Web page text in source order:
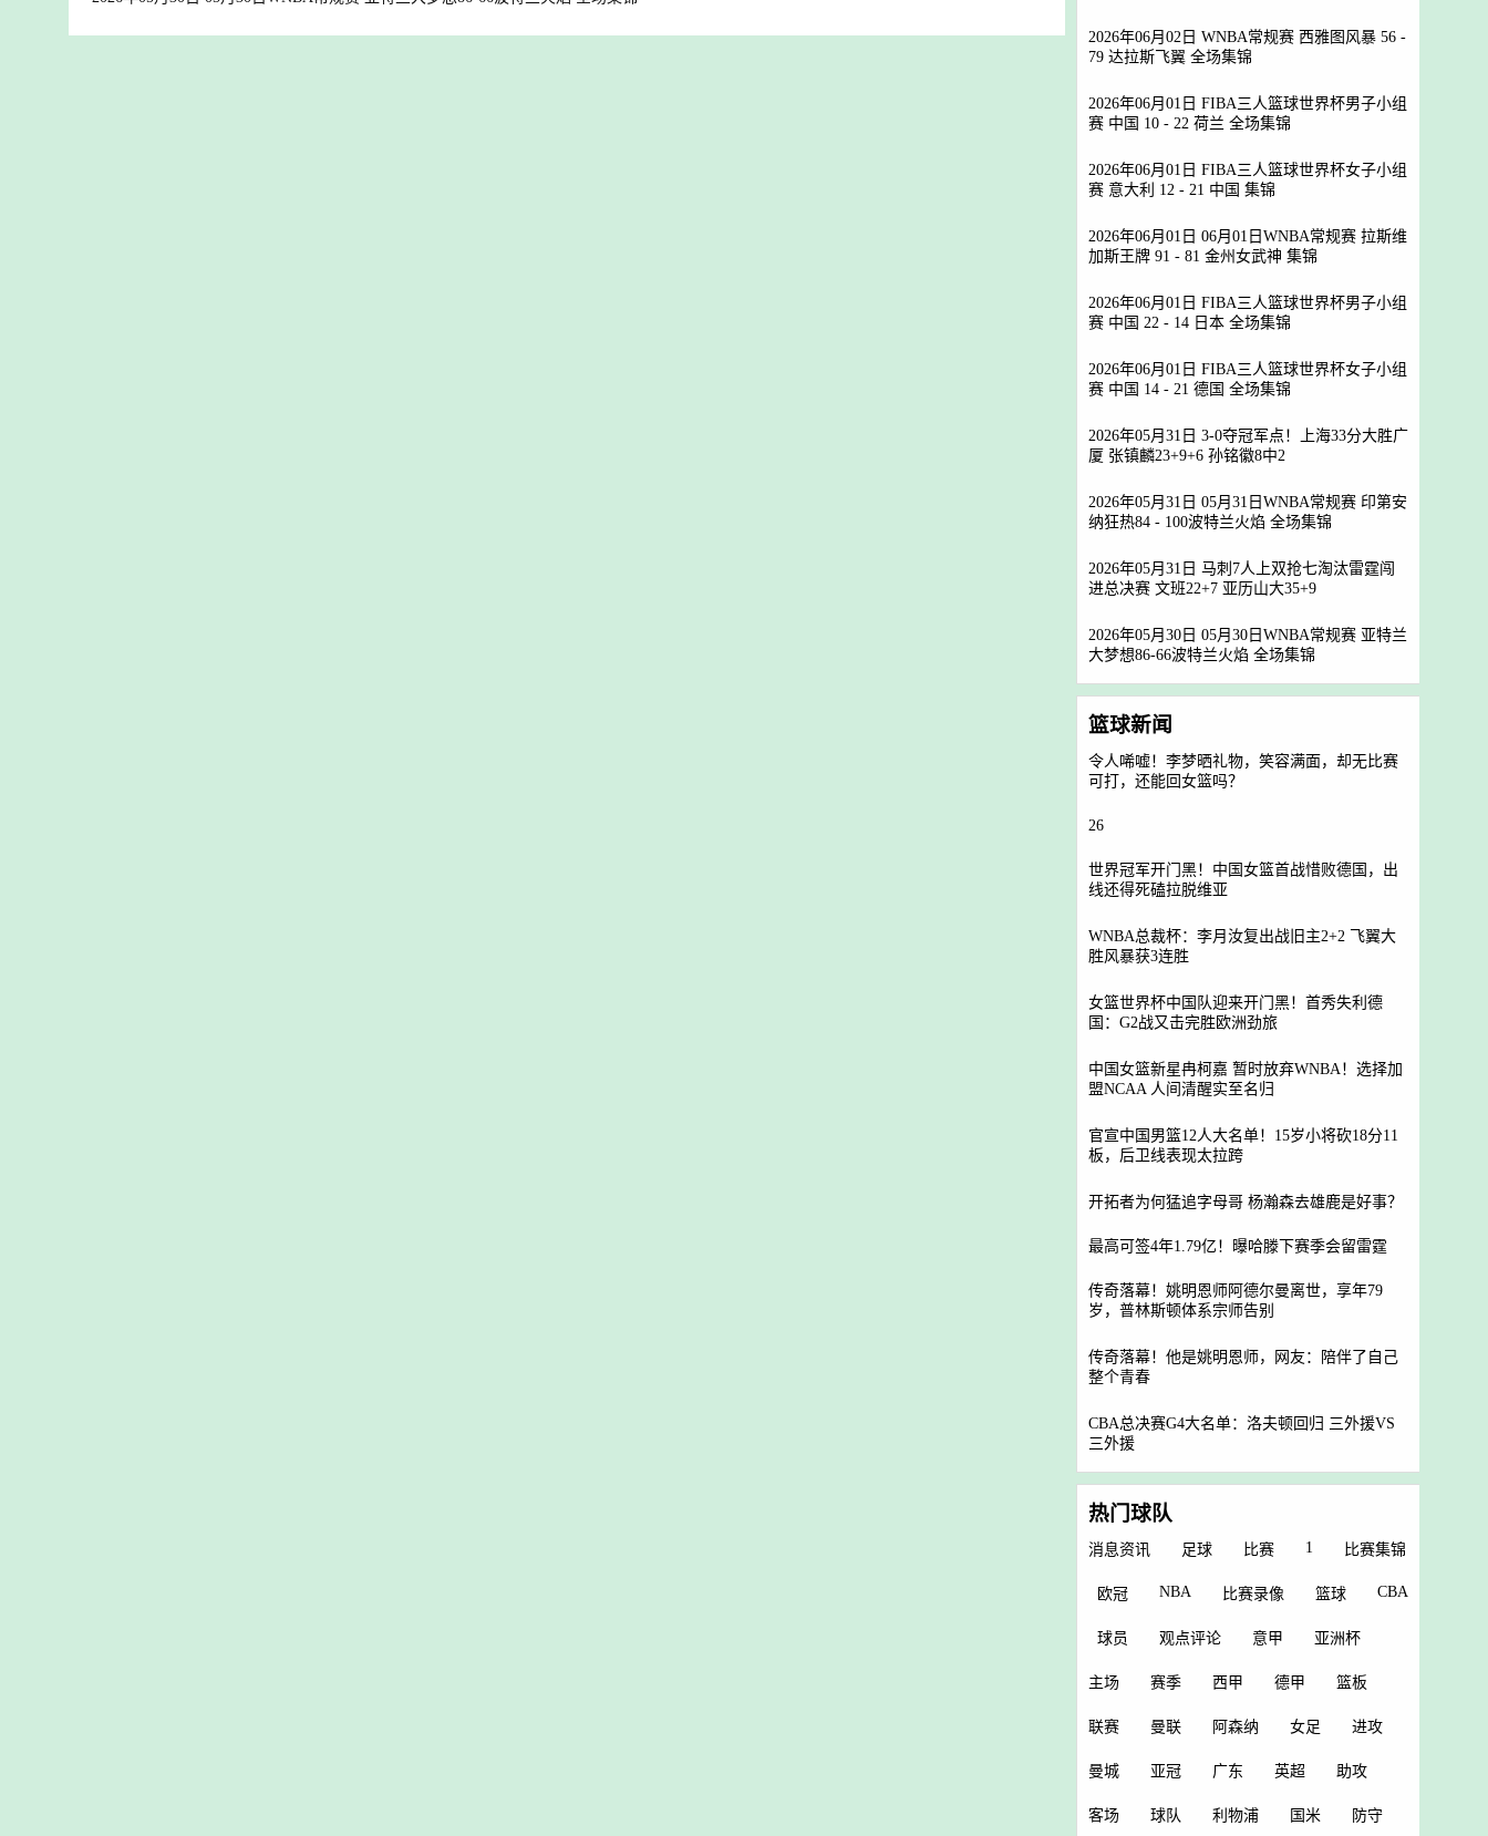
2026年06月02日 WNBA常规赛 西雅图风暴 56 -
79 达拉斯飞翼 全场集锦
2026年06月01日 FIBA三人篮球世界杯男子小组
赛 中国 10 - 22 荷兰 全场集锦
2026年06月01日 FIBA三人篮球世界杯女子小组
赛 意大利 12 - 21 中国 集锦
2026年06月01日 06月01日WNBA常规赛 拉斯维
加斯王牌 91 - 81 金州女武神 集锦
2026年06月01日 FIBA三人篮球世界杯男子小组
赛 中国 22 - 14 日本 全场集锦
2026年06月01日 FIBA三人篮球世界杯女子小组
赛 中国 14 - 21 德国 全场集锦
2026年05月31日 3-0夺冠军点！上海33分大胜广
厦 张镇麟23+9+6 孙铭徽8中2
2026年05月31日 05月31日WNBA常规赛 印第安
纳狂热84 - 100波特兰火焰 全场集锦
2026年05月31日 马刺7人上双抢七淘汰雷霆闯
进总决赛 文班22+7 亚历山大35+9
2026年05月30日 05月30日WNBA常规赛 亚特兰
大梦想86-66波特兰火焰 全场集锦
篮球新闻
令人唏嘘！李梦晒礼物，笑容满面，却无比赛
可打，还能回女篮吗？
26
世界冠军开门黑！中国女篮首战惜败德国，出
线还得死磕拉脱维亚
WNBA总裁杯：李月汝复出战旧主2+2 飞翼大
胜风暴获3连胜
女篮世界杯中国队迎来开门黑！首秀失利德
国：G2战又击完胜欧洲劲旅
中国女篮新星冉柯嘉 暂时放弃WNBA！选择加
盟NCAA 人间清醒实至名归
官宣中国男篮12人大名单！15岁小将砍18分11
板，后卫线表现太拉跨
开拓者为何猛追字母哥 杨瀚森去雄鹿是好事？
最高可签4年1.79亿！曝哈滕下赛季会留雷霆
传奇落幕！姚明恩师阿德尔曼离世，享年79
岁，普林斯顿体系宗师告别
传奇落幕！他是姚明恩师，网友：陪伴了自己
整个青春
CBA总决赛G4大名单：洛夫顿回归 三外援VS
三外援
热门球队
消息资讯 足球 比赛 1 比赛集锦
欧冠 NBA 比赛录像 篮球 CBA
球员 观点评论 意甲 亚洲杯
主场 赛季 西甲 德甲 篮板
联赛 曼联 阿森纳 女足 进攻
曼城 亚冠 广东 英超 助攻
客场 球队 利物浦 国米 防守